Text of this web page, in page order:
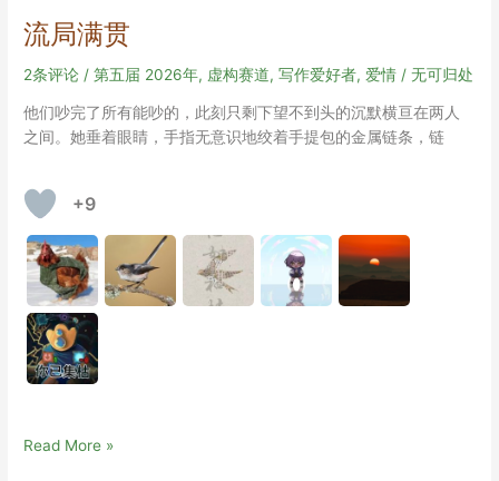
枯
石
烂
稿）
流局满贯
2条评论 /第五届 2026年, 虚构赛道,写作爱好者, 爱情 /无可归处
他们吵完了所有能吵的，此刻只剩下望不到头的沉默横亘在两人
之间。她垂着眼睛，手指无意识地绞着手提包的金属链条，链
+9
流
Read More »